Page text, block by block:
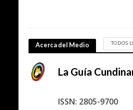
Acerca del Medio TODOS
La Guía
ISSN: 2805-9700